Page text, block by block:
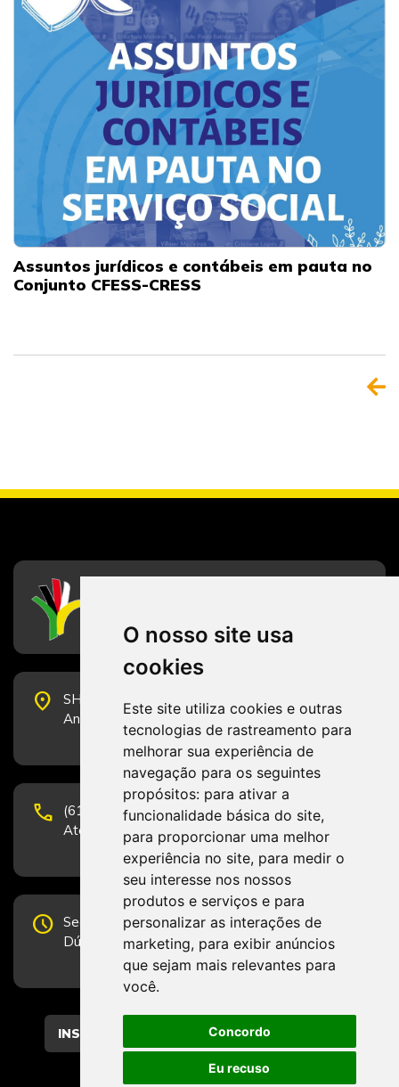
O nosso site usa
cookies
Este site utiliza cookies e outras
tecnologias de rastreamento para
melhorar sua experiência de
navegação para os seguintes
propósitos: para ativar a
funcionalidade básica do site,
para proporcionar uma melhor
experiência no site, para medir o
seu interesse nos nossos
produtos e serviços e para
personalizar as interações de
marketing, para exibir anúncios
que sejam mais relevantes para
você.
Concordo
Eu recuso
Assuntos jurídicos e contábeis em pauta no
Conjunto CFESS-CRESS
place
SHS Quadra 6, Bloco E, Complexo Brasil 21, 20º
Andar, Sala 2001 - CEP 70322-915 - Brasília/DF
phone
(61) 3223-1652 e (61) 98131-3801.
Atendimento por telefone em horário comercial
schedule Segunda-feira a Sexta-feira de 12h às 19h.
Dúvidas e sugestões pelo Fale Conosco.